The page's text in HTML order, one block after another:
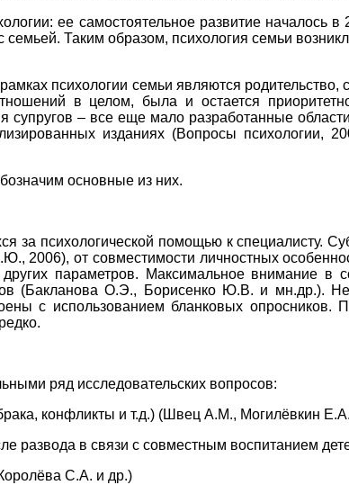
ее самостоятельное развитие началось
Таким образом, психология семьи
психологии семьи являются родительство,
в целом, была и остается
– все еще мало разработанные
изданиях (Вопросы психологии,
основные из них.
психологической помощью к специалисту.
2006), от совместимости личностных
параметров. Максимальное внимание в
(Бакланова О.Э., Борисенко Ю.В. и мн.др.).
с использованием бланковых опросников.
ряд исследовательских вопросов:
конфликты и т.д.) (Швец А.М., Могилёвкин
в связи с совместным воспитанием
С.А. и др.)